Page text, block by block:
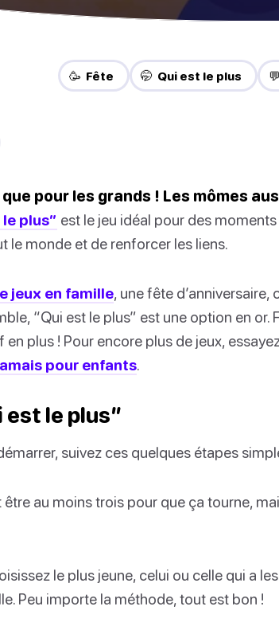
🥳 Fête 🤭 Qui est le plus
pour les grands ! Les mômes
plus” est le jeu idéal pour des
le monde et de renforcer les liens.
jeux en famille, une fête d’anniversaire,
“Qui est le plus” est une option en or.
plus ! Pour encore plus de jeux,
pour enfants.
est le plus”
suivez ces quelques étapes
être au moins trois pour que ça tourne,
le plus jeune, celui ou celle qui a
Peu importe la méthode, tout est bon !